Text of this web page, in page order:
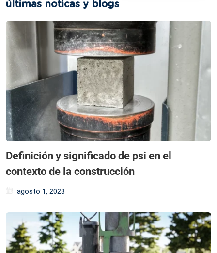
últimas noticas y blogs
Definición y significado de psi en el
contexto de la construcción
agosto 1, 2023